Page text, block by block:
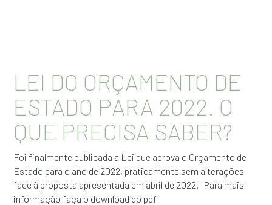
LEI DO ORÇAMENTO DE
ESTADO PARA 2022. O
QUE PRECISA SABER?
Foi finalmente publicada a Lei que aprova o Orçamento de
Estado para o ano de 2022, praticamente sem alterações
face à proposta apresentada em abril de 2022. Para mais
informação faça o download do pdf